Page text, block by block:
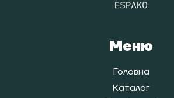
Меню
Головна
Каталог